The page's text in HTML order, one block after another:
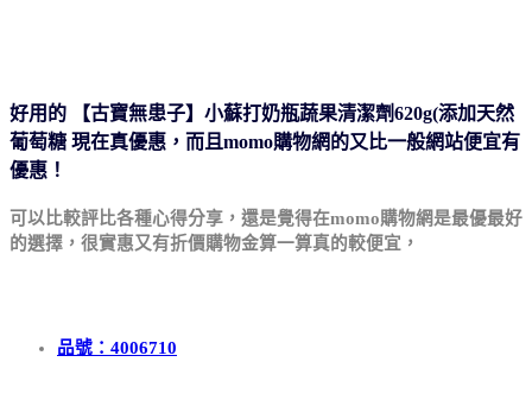
好用的 【古寶無患子】小蘇打奶瓶蔬果清潔劑620g(添加天然
葡萄糖 現在真優惠，而且momo購物網的又比一般網站便宜有
優惠！
可以比較評比各種心得分享，還是覺得在momo購物網是最優最好
的選擇，很實惠又有折價購物金算一算真的較便宜，
品號：4006710